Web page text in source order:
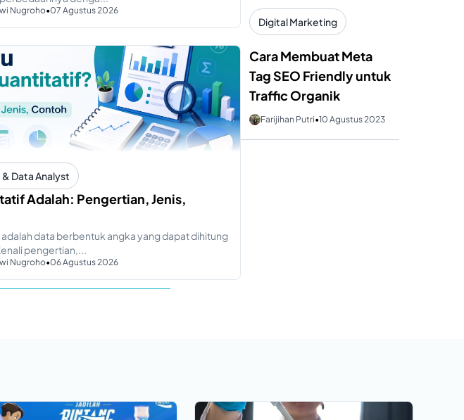
Nugroho•07 Agustus 2026
Data Analyst
Adalah: Pengertian, Jenis,
data berbentuk angka yang dapat dihitung
pengertian,...
Nugroho•06 Agustus 2026
Digital Marketing
Cara Membuat Meta
Tag SEO Friendly untuk
Traffic Organik
Farijihan Putri•10 Agustus 2023